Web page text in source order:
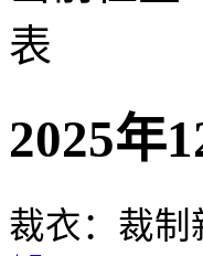
表
2025年
裁衣：裁制